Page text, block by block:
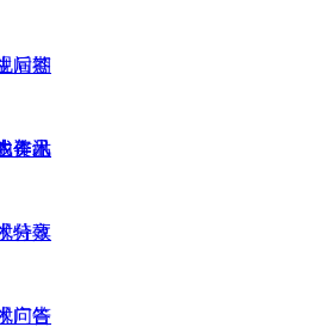
问答
资讯
后期
美术
特效
广告
作品
分享
问答